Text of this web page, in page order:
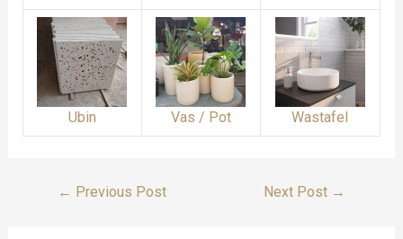
Ubin Vas / Pot Wastafel
Post
← Previous Post Next Post →